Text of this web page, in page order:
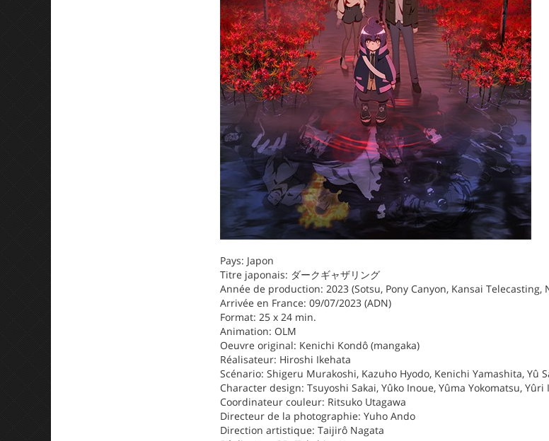
Pays: Japon
Titre japonais: ダークギャザリング
Année de production: 2023 (Sotsu, Pony Canyon, Kansai Telecasting,
Arrivée en France: 09/07/2023 (ADN)
Format: 25 x 24 min.
Animation: OLM
Oeuvre original: Kenichi Kondô (mangaka)
Réalisateur: Hiroshi Ikehata
Scénario: Shigeru Murakoshi, Kazuho Hyodo, Kenichi Yamashita, Yû
Character design: Tsuyoshi Sakai, Yûko Inoue, Yûma Yokomatsu, Yûri
Coordinateur couleur: Ritsuko Utagawa
Directeur de la photographie: Yuho Ando
Direction artistique: Taijirô Nagata